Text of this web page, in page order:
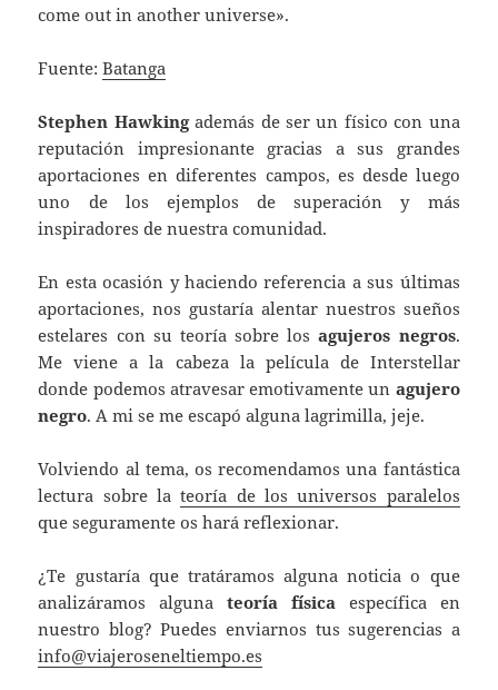
come out in another universe».
Fuente:Batanga
Stephen Hawkingademás de ser un físico con una
reputación impresionante gracias a sus grandes
aportaciones en diferentes campos, es desde luego
uno de los ejemplos de superación y más
inspiradores de nuestra comunidad.
En esta ocasión y haciendo referencia a sus últimas
aportaciones, nos gustaría alentar nuestros sueños
estelares con su teoría sobre losagujeros negros.
Me viene a la cabeza la película de Interstellar
donde podemos atravesar emotivamente un agujero
negro. A mi se me escapó alguna lagrimilla, jeje.
Volviendo al tema, os recomendamos una fantástica
lectura sobre lateoría de los universos paralelos
que seguramente os hará reflexionar.
¿Te gustaría que tratáramos alguna noticia o que
analizáramos algunateoría física específica en
nuestro blog? Puedes enviarnos tus sugerencias a
info@viajeroseneltiempo.es